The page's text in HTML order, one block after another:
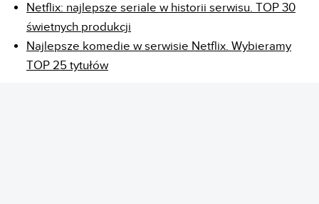
Netflix: najlepsze seriale w historii serwisu. TOP 30
świetnych produkcji
Najlepsze komedie w serwisie Netflix. Wybieramy
TOP 25 tytułów